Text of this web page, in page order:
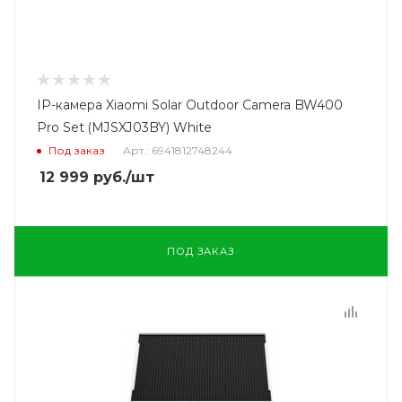
IP-камера Xiaomi Solar Outdoor Camera BW400
Pro Set (MJSXJ03BY) White
Под заказ Арт.: 6941812748244
12 999 руб./шт
ПОД ЗАКАЗ